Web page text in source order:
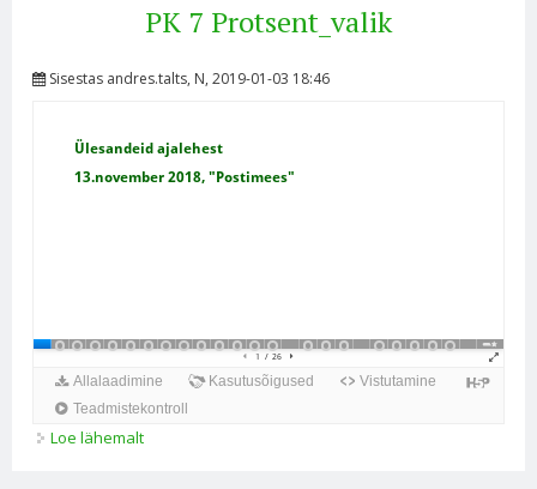
PK 7 Protsent_valik
Sisestas andres.talts, N, 2019-01-03 18:46
Loe lähemalt